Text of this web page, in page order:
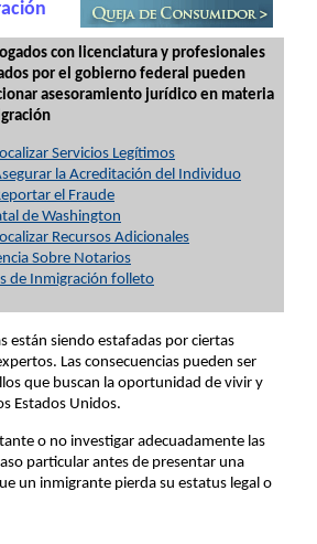
con licenciatura y profesionales
por el gobierno federal pueden
asesoramiento jurídico en materia
Servicios Legítimos
la Acreditación del Individuo
el Fraude
de Washington
Recursos Adicionales
Sobre Notarios
de Inmigración folleto
están siendo estafadas por ciertas
Las consecuencias pueden ser
que buscan la oportunidad de vivir y
Estados Unidos.
o no investigar adecuadamente las
particular antes de presentar una
un inmigrante pierda su estatus legal o